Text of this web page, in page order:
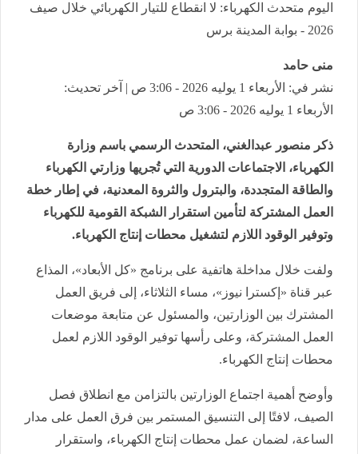
اليوم متحدث الكهرباء: لا انقطاع للتيار الكهربائي خلال صيف
2026 - بوابة المدينة برس
منى حامد
نشر في: الأربعاء 1 يوليه 2026 - 3:06 ص | آخر تحديث:
الأربعاء 1 يوليه 2026 - 3:06 ص
ذكر منصور عبدالغني، المتحدث الرسمي باسم وزارة
الكهرباء، الاجتماعات الدورية التي تُجريها وزارتي الكهرباء
والطاقة المتجددة، والبترول والثروة المعدنية، في إطار خطة
العمل المشتركة لتأمين استقرار الشبكة القومية للكهرباء
وتوفير الوقود اللازم لتشغيل محطات إنتاج الكهرباء.
ولفت خلال مداخلة هاتفية على برنامج «كل الأبعاد»، المذاع
عبر قناة «إكسترا نيوز»، مساء الثلاثاء، إلى فريق العمل
المشترك بين الوزارتين، والمسئول عن متابعة موضعات
العمل المشتركة، وعلى رأسها توفير الوقود اللازم لعمل
محطات إنتاج الكهرباء.
وأوضح أهمية اجتماع الوزارتين بالتزامن مع انطلاق فصل
الصيف، لافتًا إلى التنسيق المستمر بين فرق العمل على مدار
الساعة، لضمان عمل محطات إنتاج الكهرباء، واستقرار